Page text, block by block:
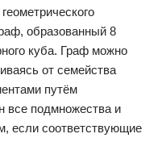
образованный 8
куба. Граф можно
от семейства
путём
все подмножества и
если соответствующие